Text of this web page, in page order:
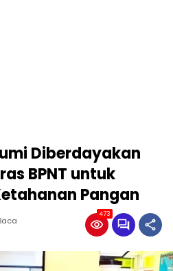
Diberdayakan
BPNT untuk
Pangan
473